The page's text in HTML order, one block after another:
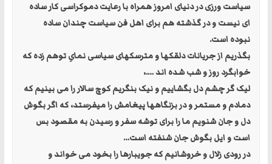
سیاست ورزی در دنیای امروز همراه با رعایت دموکراسی کار ساده
ای نیست و در گذشته هم برای اهل فن سیاست چندان ساده
نبوده است.
بگذریم از جریانات دلقکها و مترسکهای سیاسی نمایِ توهم زده که
خوابگرد روز و شب شده اند ….،
لیک گر چشم دل بگشاییم و نیک بنگریم کوچ سالار را می بینیم که
دمادم و مستمر و در بزنگاهها پیغامش را میفرستد، که اگر بگوش
دل و جان شنویم ما را برای توشه سفر و رسیدن به مقصود بس
است و ایل بگوش جان شنفته است…
در رودی زلال و خروشانیم که جویبارها را بخود می خواند و